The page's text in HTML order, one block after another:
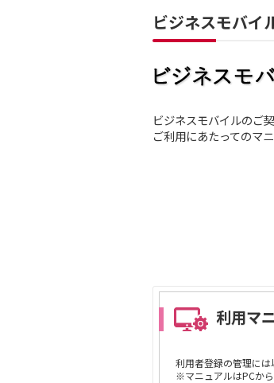
ビジネスモバイ
ビジネスモバイルのご
ご利用にあたってのマ
利用マ
利用者登録の管理には
※マニュアルはPCから